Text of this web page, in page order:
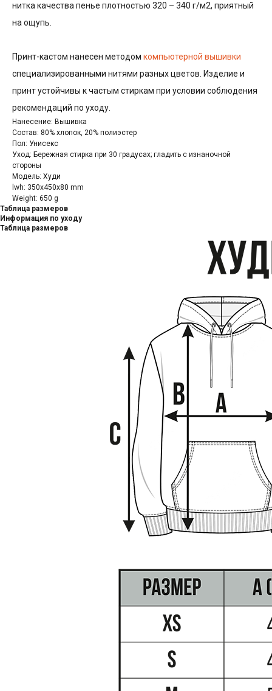
нитка качества пенье плотностью 320 – 340 г/м2, приятный
на ощупь.
Принт-кастом нанесен методом компьютерной вышивки
специализированными нитями разных цветов. Изделие и
принт устойчивы к частым стиркам при условии соблюдения
рекомендаций по уходу.
Нанесение: Вышивка
Состав: 80% хлопок, 20% полиэстер
Пол: Унисекс
Уход: Бережная стирка при 30 градусах; гладить с изнаночной
стороны
Модель: Худи
lwh: 350x450x80 mm
Weight: 650 g
Таблица размеров
Информация по уходу
Таблица размеров